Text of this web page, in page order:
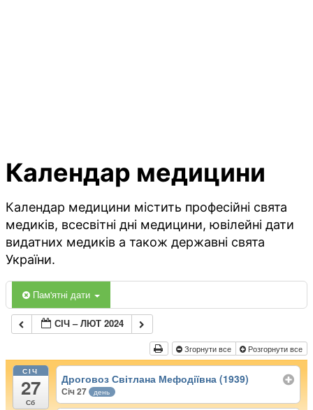
Календар медицини
Календар медицини містить професійні свята
медиків, всесвітні дні медицини, ювілейні дати
видатних медиків а також державні свята
України.
Пам'ятні дати
СІЧ – ЛЮТ 2024
Згорнути все Розгорнути все
СІЧ
27
Сб
Дроговоз Світлана Мефодіївна (1939)
Січ 27 день